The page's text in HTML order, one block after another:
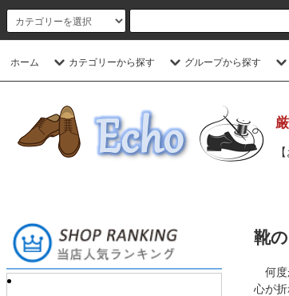
ホーム カテゴリーから探す グループから探す
靴
何度
心が